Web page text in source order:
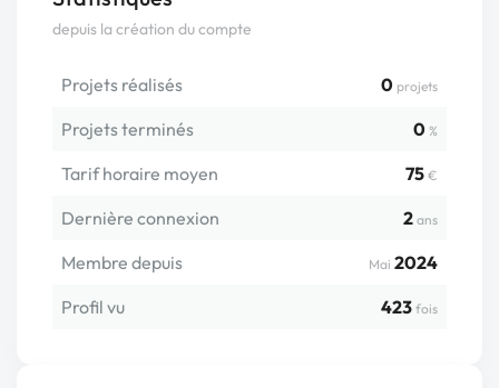
depuis la création du compte
Projets réalisés 0 projets
Projets terminés 0 %
Tarif horaire moyen 75 €
Dernière connexion 2 ans
Membre depuis Mai 2024
Profil vu
423 fois